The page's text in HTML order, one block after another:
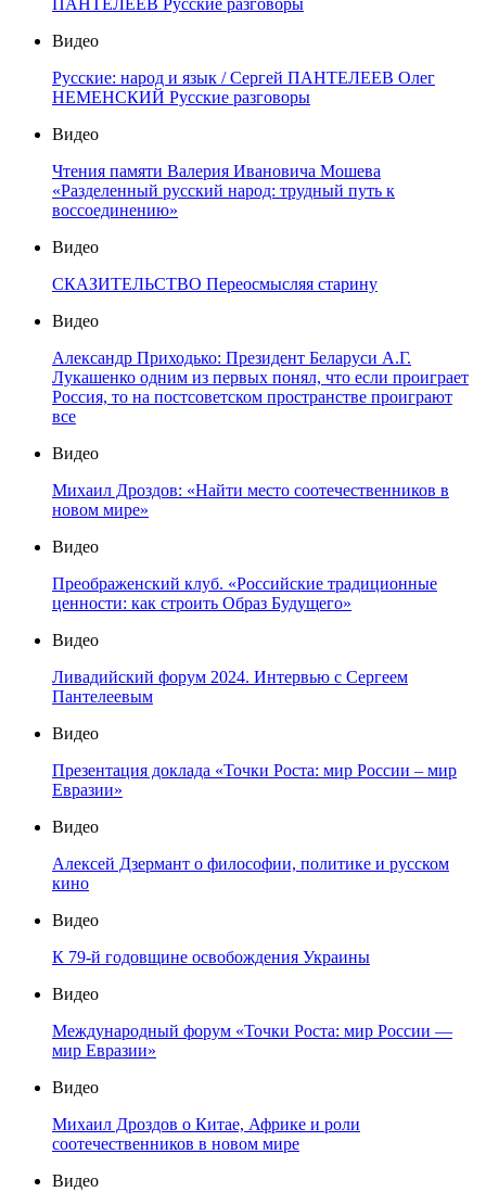
ПАНТЕЛЕЕВ Русские разговоры
Видео
Русские: народ и язык / Сергей ПАНТЕЛЕЕВ Олег
НЕМЕНСКИЙ Русские разговоры
Видео
Чтения памяти Валерия Ивановича Мошева
«Разделенный русский народ: трудный путь к
воссоединению»
Видео
СКАЗИТЕЛЬСТВО Переосмысляя старину
Видео
Александр Приходько: Президент Беларуси А.Г.
Лукашенко одним из первых понял, что если проиграет
Россия, то на постсоветском пространстве проиграют
все
Видео
Михаил Дроздов: «Найти место соотечественников в
новом мире»
Видео
Преображенский клуб. «Российские традиционные
ценности: как строить Образ Будущего»
Видео
Ливадийский форум 2024. Интервью с Сергеем
Пантелеевым
Видео
Презентация доклада «Точки Роста: мир России – мир
Евразии»
Видео
Алексей Дзермант о философии, политике и русском
кино
Видео
К 79-й годовщине освобождения Украины
Видео
Международный форум «Точки Роста: мир России —
мир Евразии»
Видео
Михаил Дроздов о Китае, Африке и роли
соотечественников в новом мире
Видео